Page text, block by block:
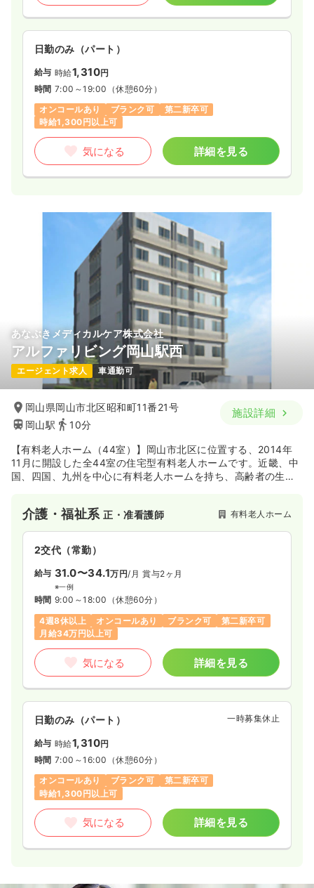
日勤のみ（パート）
給与 時給1,310円
時間 7:00～19:00 （休憩60分）
オンコールあり
ブランク可
第二新卒可
時給1,300円以上可
気になる 詳細を見る
あなぶきメディカルケア株式会社
アルファリビング岡山駅西
エージェント求人 車通勤可
岡山県岡山市北区昭和町11番21号
岡山駅
10分
施設詳細
【有料老人ホーム（44室）】岡山市北区に位置する、2014年
11月に開設した全44室の住宅型有料老人ホームです。近畿、中
国、四国、九州を中心に有料老人ホームを持ち、高齢者の生活
介護・福祉系正・准看護師 有料老人ホーム
2交代（常勤）
給与 31.0〜34.1万円/月 賞与2ヶ月
※一例
時間 9:00～18:00 （休憩60分）
4週8休以上
オンコールあり ブランク可
第二新卒可
月給34万円以上可
気になる 詳細を見る
日勤のみ（パート） 一時募集休止
給与 時給1,310円
時間 7:00～16:00 （休憩60分）
オンコールあり
ブランク可
第二新卒可
時給1,300円以上可
気になる 詳細を見る